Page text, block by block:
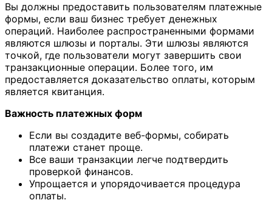
Вы должны предоставить пользователям платежные
формы, если ваш бизнес требует денежных
операций. Наиболее распространенными формами
являются шлюзы и порталы. Эти шлюзы являются
точкой, где пользователи могут завершить свои
транзакционные операции. Более того, им
предоставляется доказательство оплаты, которым
является квитанция.
Важность платежных форм
Если вы создадите веб-формы, собирать
платежи станет проще.
Все ваши транзакции легче подтвердить
проверкой финансов.
Упрощается и упорядочивается процедура
оплаты.